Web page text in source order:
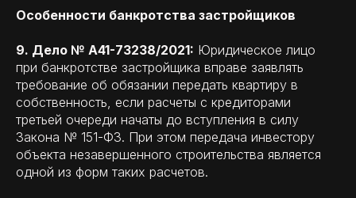
Особенности банкротства застройщиков
9. Дело № А41-73238/2021: Юридическое лицо
при банкротстве застройщика вправе заявлять
требование об обязании передать квартиру в
собственность, если расчеты с кредиторами
третьей очереди начаты до вступления в силу
Закона № 151-ФЗ. При этом передача инвестору
объекта незавершенного строительства является
одной из форм таких расчетов.